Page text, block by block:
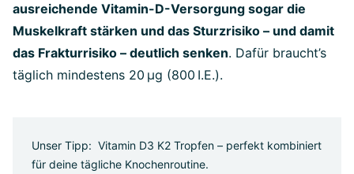
ausreichende Vitamin-D-Versorgung sogar die
Muskelkraft stärken und das Sturzrisiko – und damit
das Frakturrisiko – deutlich senken. Dafür braucht’s
täglich mindestens 20 µg (800 I.E.).
Unser Tipp: Vitamin D3 K2 Tropfen – perfekt kombiniert
für deine tägliche Knochenroutine.